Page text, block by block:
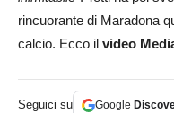
rincuorante di Maradona
calcio. Ecco il video
Seguici su Google